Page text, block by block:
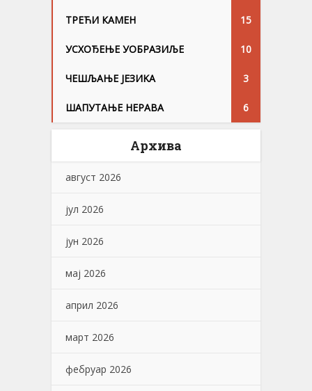
ТРЕЋИ КАМЕН 15
УСХОЂЕЊЕ УОБРАЗИЉЕ 10
ЧЕШЉАЊЕ ЈЕЗИKА 3
ШАПУТАЊЕ НЕРАВА 6
Архива
август 2026
јул 2026
јун 2026
мај 2026
април 2026
март 2026
фебруар 2026